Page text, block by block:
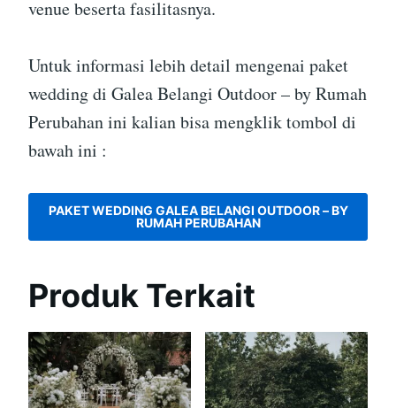
venue beserta fasilitasnya.
Untuk informasi lebih detail mengenai paket
wedding di Galea Belangi Outdoor – by Rumah
Perubahan ini kalian bisa mengklik tombol di
bawah ini :
PAKET WEDDING GALEA BELANGI OUTDOOR – BY
RUMAH PERUBAHAN
Produk Terkait